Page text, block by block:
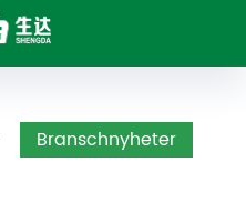
Branschnyheter